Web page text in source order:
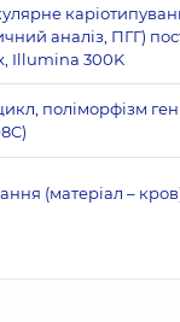
аналіз, ПГГ)
Illumina 300K
поліморфізм
(матеріал –